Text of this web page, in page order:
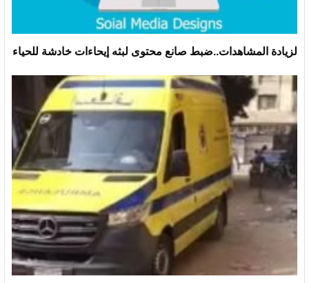
لزيادة المشاهدات..ضبط صانع محتوى لبثه إيحاءات خادشة للحياء